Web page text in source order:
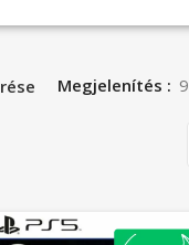
Megjelenítés 9